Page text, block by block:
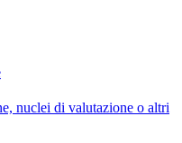
nuclei di valutazione o altri